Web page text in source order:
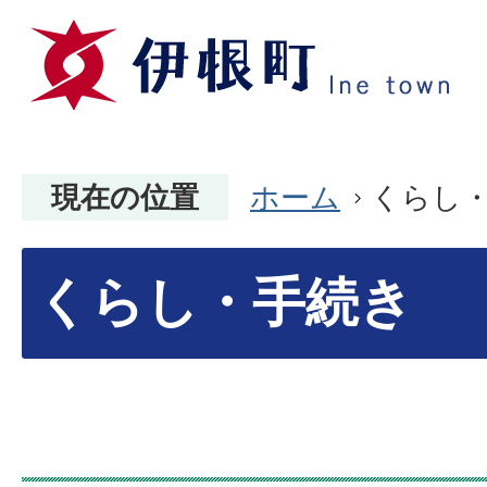
現在の位置 ホーム くらし
くらし・手続き